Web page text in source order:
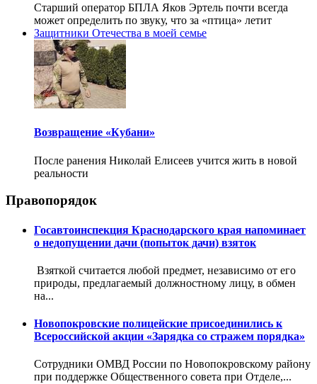
Старший оператор БПЛА Яков Эртель почти всегда
может определить по звуку, что за «птица» летит
Защитники Отечества в моей семье
Возвращение «Кубани»
После ранения Николай Елисеев учится жить в новой
реальности
Правопорядок
Госавтоинспекция Краснодарского края напоминает
о недопущении дачи (попыток дачи) взяток
Взяткой считается любой предмет, независимо от его
природы, предлагаемый должностному лицу, в обмен
на...
Новопокровские полицейские присоединились к
Всероссийской акции «Зарядка со стражем порядка»
Сотрудники ОМВД России по Новопокровскому району
при поддержке Общественного совета при Отделе,...